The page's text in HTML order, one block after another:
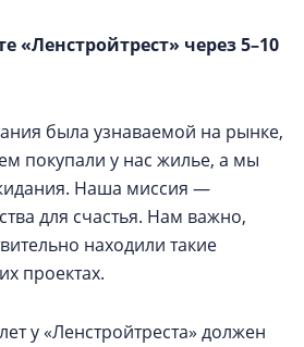
«Ленстройтрест» через 5–10
была узнаваемой на рынке,
покупали у нас жилье, а мы
Наша миссия —
для счастья. Нам важно,
находили такие
проектах.
у «Ленстройтреста» должен